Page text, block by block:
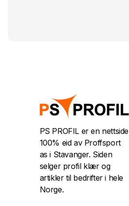
PS PROFIL er en nettside
100% eid av Proffsport
as i Stavanger. Siden
selger profil klær og
artikler til bedrifter i hele
Norge.